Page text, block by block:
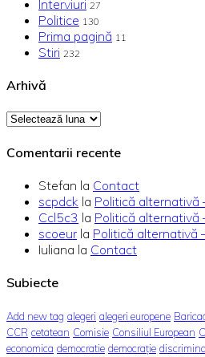
Interviuri 27
Politice 130
Prima pagină 11
Stiri 232
Arhivă
Arhivă
Comentarii recente
Stefan la Contact
scpdck la Politică alternativă
Ccl5c3 la Politică alternativă
scoeur la Politică alternativă
Iuliana la Contact
Subiecte
Add new tag alegeri alegeri europene
CCR cetatean Comisie Consiliul European
economica democratie democrație